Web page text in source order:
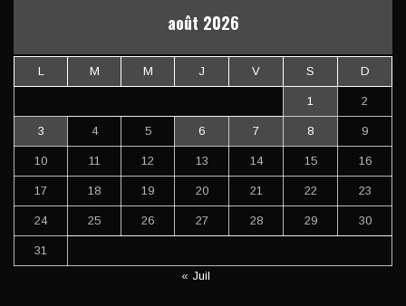
août 2026
L M M J V S D
1 2
3 4 5 6 7 8 9
10 11 12 13 14 15 16
17 18 19 20 21 22 23
24 25 26 27 28 29 30
31
« Juil